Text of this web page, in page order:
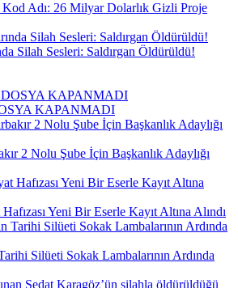
Kod Adı: 26 Milyar Dolarlık Gizli Proje
Silah Sesleri: Saldırgan Öldürüldü!
KAPANMADI
2 Nolu Şube İçin Başkanlık Adaylığı
Yeni Bir Eserle Kayıt Altına Alındı
Silüeti Sokak Lambalarının Ardında